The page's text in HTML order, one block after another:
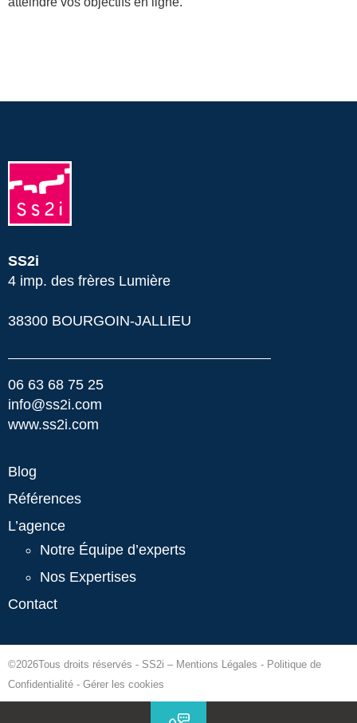
SS2i
4 imp. des frères Lumière
38300 BOURGOIN-JALLIEU
06 63 68 75 25
info@ss2i.com
www.ss2i.com
Blog
Références
L’agence
Notre Équipe d’experts
Nos Expertises
Contact
©2026Tous droits réservés - SS2i – Mentions Légales - Politique de
Confidentialité - Gérer les cookies